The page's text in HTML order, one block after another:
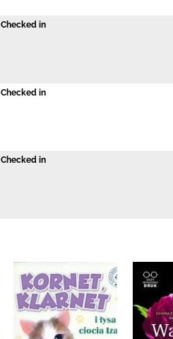
Checked in
Checked in
Checked in